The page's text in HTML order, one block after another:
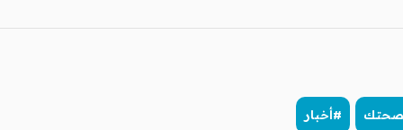
#أخبار